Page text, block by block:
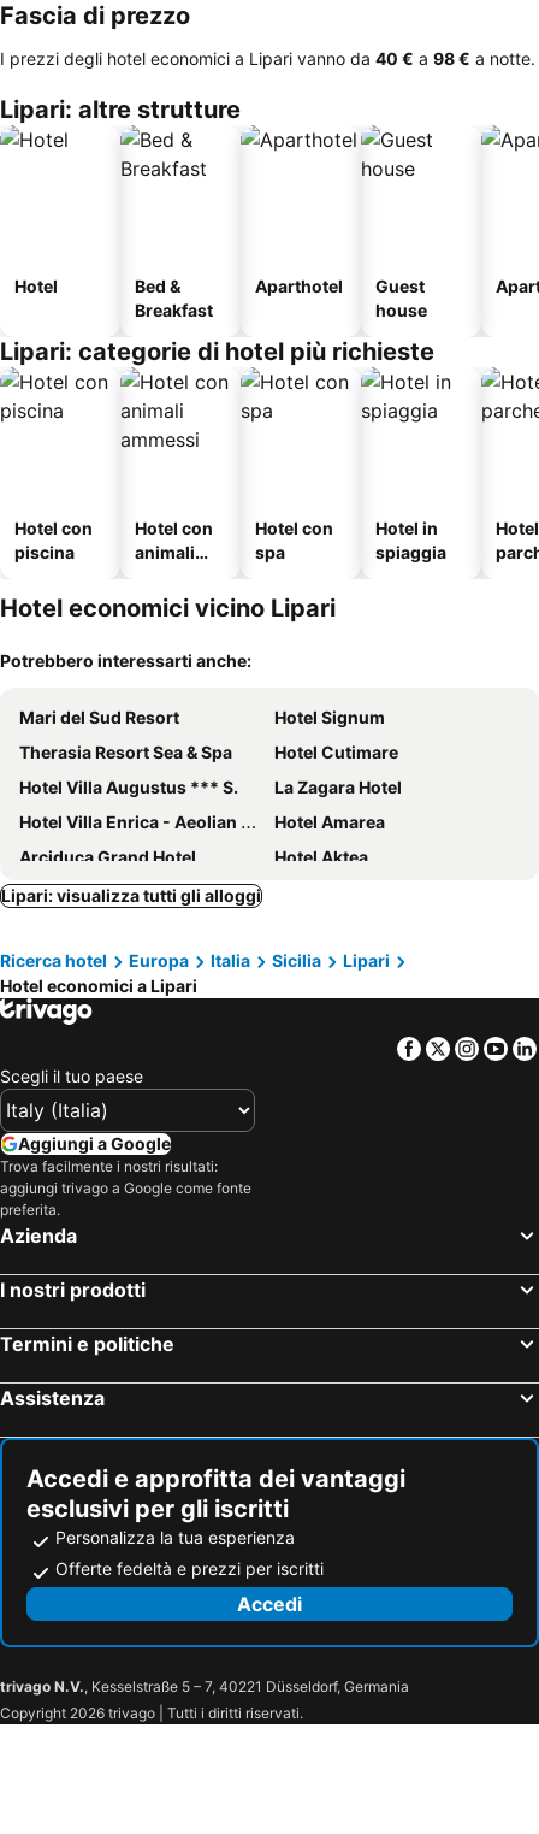
Fascia di prezzo
I prezzi degli hotel economici a Lipari vanno da ‎40 € a ‎98 € a notte.
Lipari: altre strutture
Hotel
Bed &
Breakfast
Aparthotel
Guest
house
Lipari: categorie di hotel più richieste
Hotel con
piscina
Hotel con
animali
Hotel con
spa
Hotel in
spiaggia
Hotel economici vicino Lipari
Potrebbero interessarti anche:
Mari del Sud Resort
Hotel Signum
Therasia Resort Sea & Spa
Hotel Cutimare
Hotel Villa Augustus *** S.
La Zagara Hotel
Hotel Villa Enrica - Aeolian Charme
Hotel Amarea
Arciduca Grand Hotel
Hotel Aktea
Hotel Orsa Maggiore
Pietra Pomice Hotel
Hotel Villa Diana
Hotel Mea - Aeolian Charme
Hotel Poseidon
Hotel A Pinnata
Hotel Conti
Les Sables Noirs & Spa
Villa Rosa
Hotel Ravesi
Hotel Punta Scario
Solemar Hotel
Hotel Arcangelo - Salina
Hotel Villa Cute - HVC
Hotel Odissea
Villa Saracina
Hotel Eros
Hotel A Cannata
Odysseus Hotel
Capofaro Resort
Casa Gialla B&B
Villa Hermes Case Vacanza
Corallo
Lo Nardo Maria Rooms
Lodge Maracuja
Casa Matarazzo
Residence Torre Delle Stelle
Hotel Jera' Resort & Circolo Velico
Hotel Santa Marina
Lipari: visualizza tutti gli alloggi
Ricerca hotel Europa Italia Sicilia
Lipari
Hotel economici a Lipari
Facebook
Twitter
Scegli il tuo paese
Aggiungi a Google
Trova facilmente i nostri risultati:
aggiungi trivago a Google come fonte
preferita.
Azienda
I nostri prodotti
Termini e politiche
Assistenza
Accedi e approfitta dei vantaggi
esclusivi per gli iscritti
Personalizza la tua esperienza
Offerte fedeltà e prezzi per iscritti
Accedi
trivago N.V., Kesselstraße 5 – 7, 40221 Düsseldorf, Germania
Copyright 2026 trivago | Tutti i diritti riservati.